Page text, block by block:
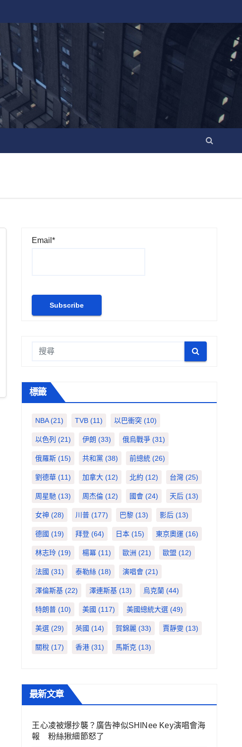
Email*
標籤
NBA(21) TVB (11) 以巴衝突 (10)
以色列 (21) 伊朗 (33) 俄烏戰爭 (31)
俄羅斯 (15) 共和黨 (38) 前總統 (26)
劉德華 (11) 加拿大 (12) 北約 (12) 台灣 (25)
周星馳 (13) 周杰倫 (12) 國會 (24) 天后 (13)
女神 (28) 川普 (177) 巴黎 (13) 影后 (13)
德國 (19) 拜登 (64) 日本 (15) 東京奧運 (16)
林志玲 (19) 楊冪 (11) 歐洲 (21) 歐盟 (12)
法國 (31) 泰勒絲 (18) 演唱會 (21)
澤倫斯基 (22) 澤連斯基 (13) 烏克蘭 (44)
特朗普 (10) 美國 (117) 美國總統大選 (49)
美選 (29) 英國 (14) 賀錦麗 (33) 賈靜雯 (13)
關稅 (17) 香港 (31) 馬斯克 (13)
最新文章
王心凌被爆抄襲？廣告神似SHINee Key演唱會海
報 粉絲揪細節怒了